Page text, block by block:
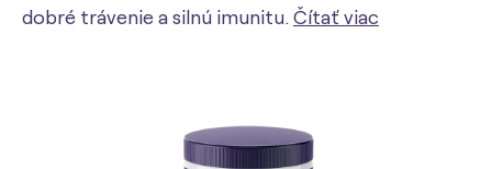
dobré trávenie a silnú imunitu. Čítať viac